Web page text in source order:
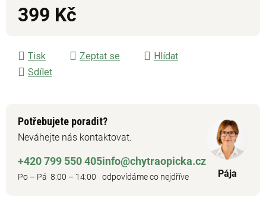
399 Kč
Tisk Zeptat se
Hlídat
Sdílet
Potřebujete poradit?
Neváhejte nás kontaktovat.
+420 799 550 405
Po – Pá 8:00 – 14:00
info@chytraopicka.cz
odpovídáme co nejdříve Pája